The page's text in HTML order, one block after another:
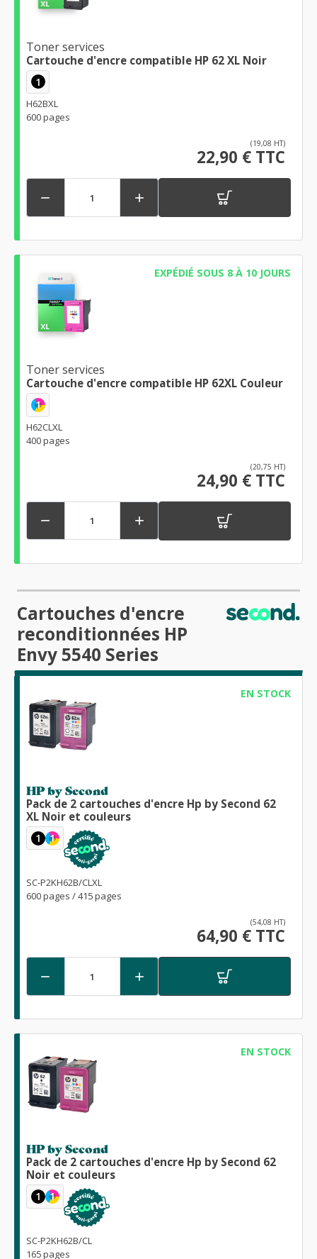
Toner services
Cartouche d'encre compatible HP 62 XL Noir
1
H62BXL
600 pages
(19,08 HT)
22,90 € TTC
 
EXPÉDIÉ SOUS 8 À 10 JOURS
Toner services
Cartouche d'encre compatible HP 62XL Couleur
1
H62CLXL
400 pages
(20,75 HT)
24,90 € TTC
 
Cartouches d'encre
reconditionnées HP
Envy 5540 Series
EN STOCK
HP by Second
Pack de 2 cartouches d'encre Hp by Second 62
XL Noir et couleurs
1 1
SC-P2KH62B/CLXL
600 pages / 415 pages
(54,08 HT)
64,90 € TTC
 
EN STOCK
HP by Second
Pack de 2 cartouches d'encre Hp by Second 62
Noir et couleurs
1 1
SC-P2KH62B/CL
165 pages